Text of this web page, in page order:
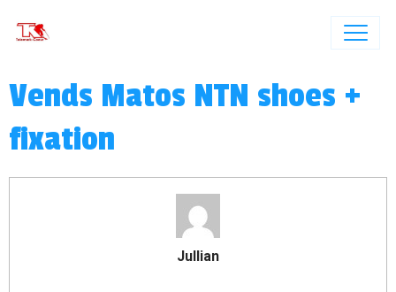
Vends Matos NTN shoes +
fixation
Jullian